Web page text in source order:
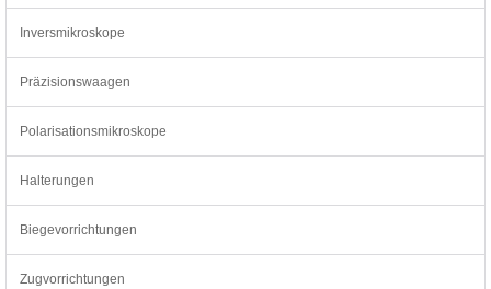
Inversmikroskope
Präzisionswaagen
Polarisationsmikroskope
Halterungen
Biegevorrichtungen
Zugvorrichtungen